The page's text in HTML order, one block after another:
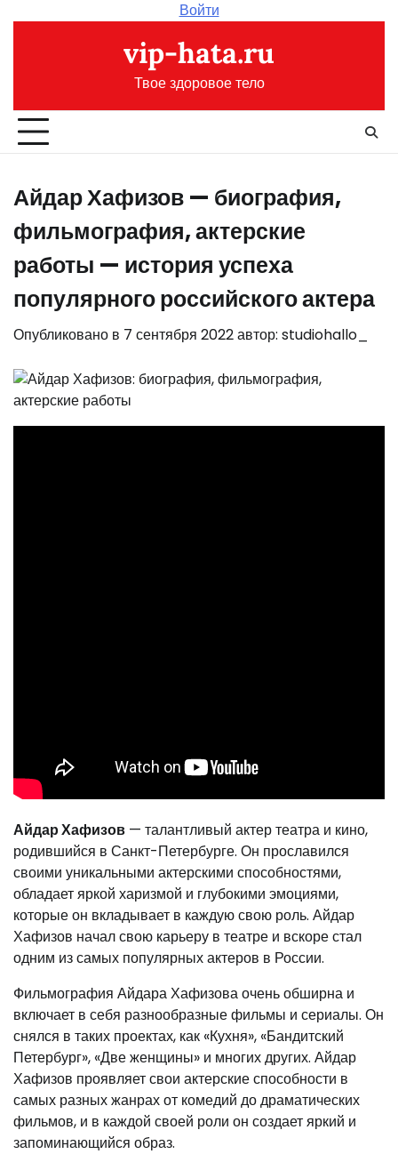
Войти
vip-hata.ru
Твое здоровое тело
Айдар Хафизов — биография,
фильмография, актерские
работы — история успеха
популярного российского актера
Опубликовано в 7 сентября 2022автор: studiohallo_
Айдар Хафизов — талантливый актер театра и кино,
родившийся в Санкт-Петербурге. Он прославился
своими уникальными актерскими способностями,
обладает яркой харизмой и глубокими эмоциями,
которые он вкладывает в каждую свою роль. Айдар
Хафизов начал свою карьеру в театре и вскоре стал
одним из самых популярных актеров в России.
Фильмография Айдара Хафизова очень обширна и
включает в себя разнообразные фильмы и сериалы. Он
снялся в таких проектах, как «Кухня», «Бандитский
Петербург», «Две женщины» и многих других. Айдар
Хафизов проявляет свои актерские способности в
самых разных жанрах от комедий до драматических
фильмов, и в каждой своей роли он создает яркий и
запоминающийся образ.